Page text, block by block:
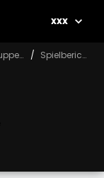
xxx
Hauptrunde - Gruppe B Spielbericht